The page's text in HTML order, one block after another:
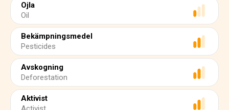
Ojla
Oil
Bekämpningsmedel
Pesticides
Avskogning
Deforestation
Aktivist